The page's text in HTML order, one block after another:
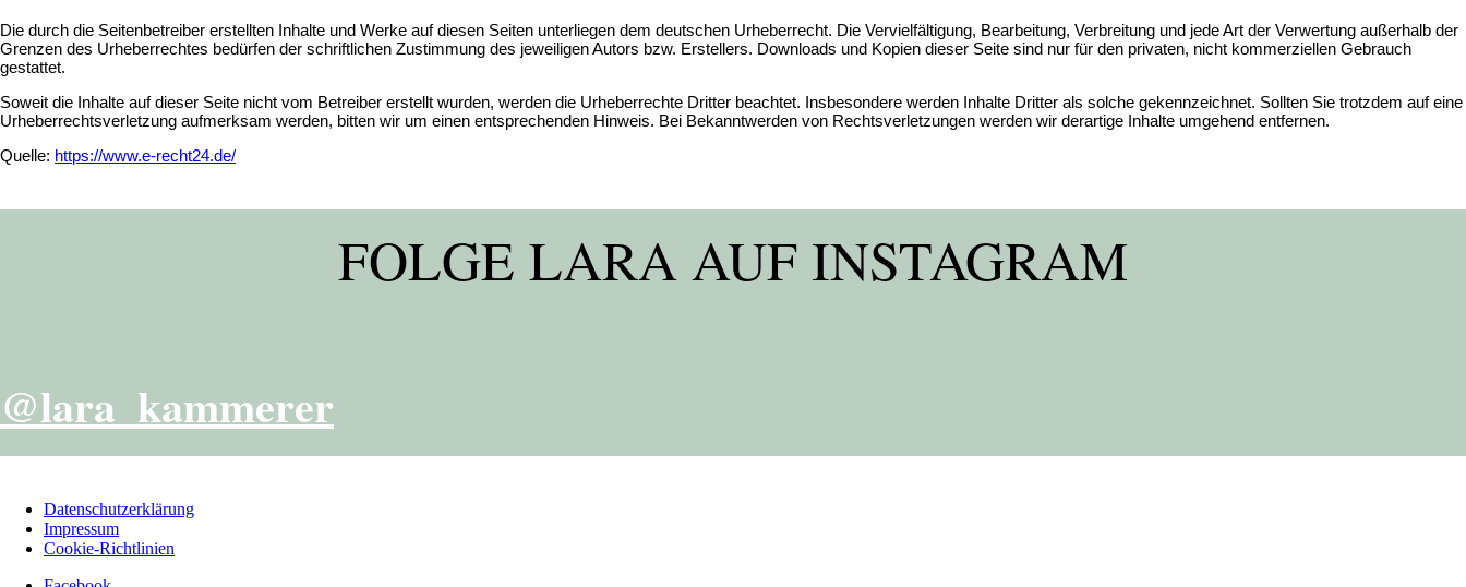
Die durch die Seitenbetreiber erstellten Inhalte und Werke auf diesen Seiten unterliegen dem deutschen Urheberrecht. Die Vervielfältigung, Bearbeitung, Verbreitung und jede Art der Verwertung außerhalb der
Grenzen des Urheberrechtes bedürfen der schriftlichen Zustimmung des jeweiligen Autors bzw. Erstellers. Downloads und Kopien dieser Seite sind nur für den privaten, nicht kommerziellen Gebrauch
gestattet.
Soweit die Inhalte auf dieser Seite nicht vom Betreiber erstellt wurden, werden die Urheberrechte Dritter beachtet. Insbesondere werden Inhalte Dritter als solche gekennzeichnet. Sollten Sie trotzdem auf eine
Urheberrechtsverletzung aufmerksam werden, bitten wir um einen entsprechenden Hinweis. Bei Bekanntwerden von Rechtsverletzungen werden wir derartige Inhalte umgehend entfernen.
Quelle: https://www.e-recht24.de/
FOLGE LARA AUF INSTAGRAM
@lara_kammerer
Datenschutzerklärung
Impressum
Cookie-Richtlinien